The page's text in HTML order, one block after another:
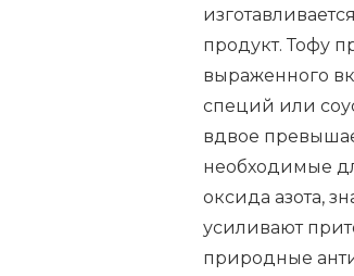
продукт. Тофу
выраженного
специй или
вдвое
необходимые
оксида азота,
усиливают
природные